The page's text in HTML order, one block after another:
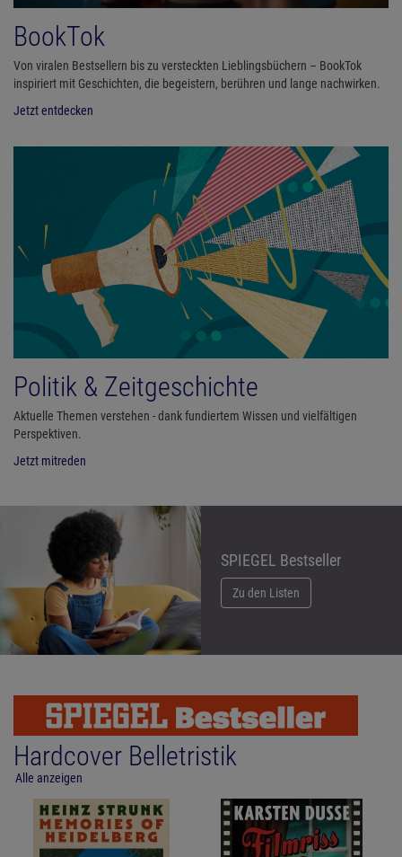
BookTok
Von viralen Bestsellern bis zu versteckten Lieblingsbüchern – BookTok
inspiriert mit Geschichten, die begeistern, berühren und lange nachwirken.
Jetzt entdecken
Politik & Zeitgeschichte
Aktuelle Themen verstehen - dank fundiertem Wissen und vielfältigen
Perspektiven.
Jetzt mitreden
SPIEGEL Bestseller
Zu den Listen
Hardcover Belletristik
Alle anzeigen